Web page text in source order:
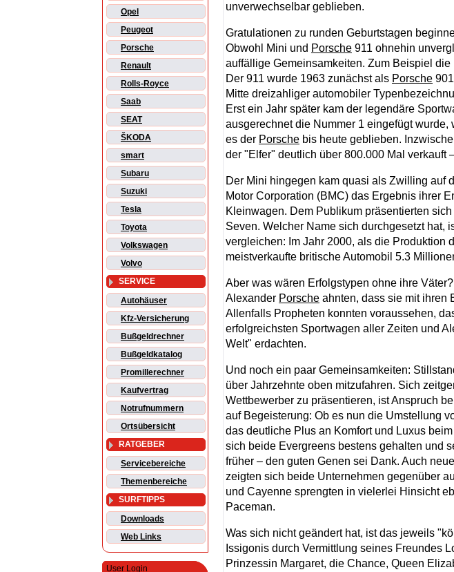
Opel
Peugeot
Porsche
Renault
Rolls-Royce
Saab
SEAT
ŠKODA
smart
Subaru
Suzuki
Tesla
Toyota
Volkswagen
Volvo
SERVICE
Autohäuser
Kfz-Versicherung
Bußgeldrechner
Bußgeldkatalog
Promillerechner
Kaufvertrag
Notrufnummern
Ortsübersicht
RATGEBER
Servicebereiche
Themenbereiche
SURFTIPPS
Downloads
Web Links
User Login
unverwechselbar geblieben.
Gratulationen zu runden Geburtstagen
Obwohl Mini und Porsche 911 ohnehin
auffällige Gemeinsamkeiten. Zum Beispiel
Der 911 wurde 1963 zunächst als Porsche
Mitte dreizahliger automobiler
Erst ein Jahr später kam der legendäre
ausgerechnet die Nummer 1 eingefügt
es der Porsche bis heute geblieben.
der "Elfer" deutlich über 800.000 Mal verkauft
Der Mini hingegen kam quasi als Zwilling auf
Motor Corporation (BMC) das Ergebnis ihrer
Kleinwagen. Dem Publikum präsentierten
Seven. Welcher Name sich durchgesetzt hat,
vergleichen: Im Jahr 2000, als die Produktion
meistverkaufte britische Automobil 5.3
Aber was wären Erfolgstypen ohne ihre
Alexander Porsche ahnten, dass sie mit ihren
Allenfalls Propheten konnten voraussehen,
erfolgreichsten Sportwagen aller Zeiten und
Welt" erdachten.
Und noch ein paar Gemeinsamkeiten:
über Jahrzehnte oben mitzufahren. Sich
Wettbewerber zu präsentieren, ist Anspruch
auf Begeisterung: Ob es nun die Umstellung
das deutliche Plus an Komfort und Luxus
sich beide Evergreens bestens gehalten und
früher – den guten Genen sei Dank. Auch
zeigten sich beide Unternehmen gegenüber
und Cayenne sprengten in vielerlei Hinsicht
Paceman.
Was sich nicht geändert hat, ist das jeweils
Issigonis durch Vermittlung seines Freundes
Prinzessin Margaret, die Chance, Queen